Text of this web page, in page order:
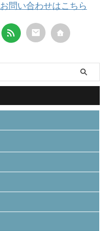
お問い合わせはこちら